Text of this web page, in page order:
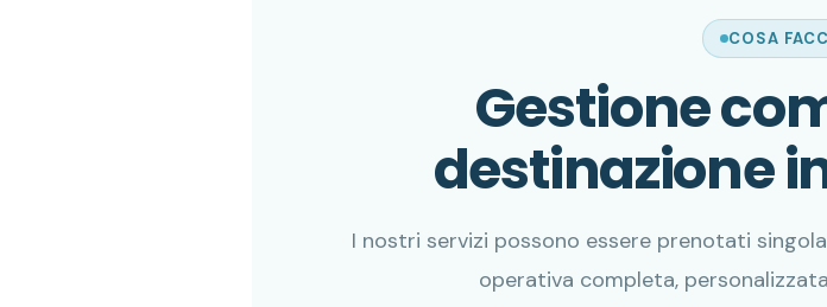
COSA
Gestione
destinazione
I nostri servizi possono essere prenotati
operativa completa,